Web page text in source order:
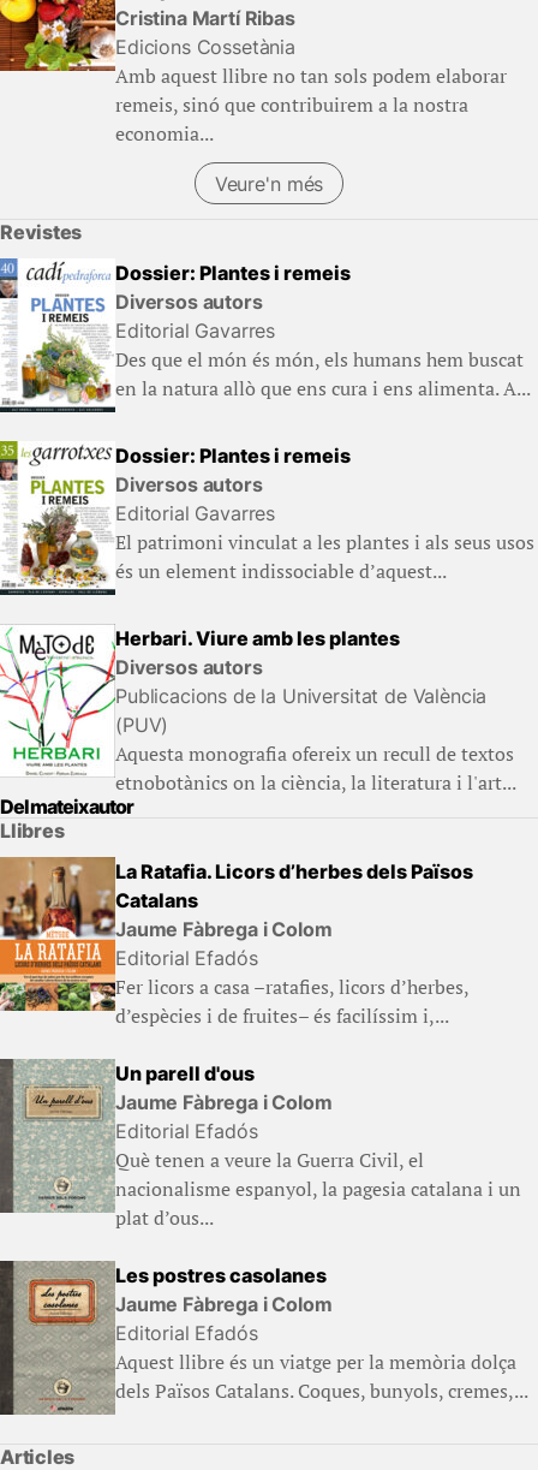
Cristina Martí Ribas
Edicions Cossetània
Amb aquest llibre no tan sols podem elaborar
remeis, sinó que contribuirem a la nostra
economia...
Veure'n més
Revistes
Dossier: Plantes i remeis
Diversos autors
Editorial Gavarres
Des que el món és món, els humans hem buscat
en la natura allò que ens cura i ens alimenta. A...
Dossier: Plantes i remeis
Diversos autors
Editorial Gavarres
El patrimoni vinculat a les plantes i als seus usos
és un element indissociable d’aquest...
Herbari. Viure amb les plantes
Diversos autors
Publicacions de la Universitat de València
(PUV)
Aquesta monografia ofereix un recull de textos
etnobotànics on la ciència, la literatura i l'art...
Del mateix autor
Llibres
La Ratafia. Licors d’herbes dels Països
Catalans
Jaume Fàbrega i Colom
Editorial Efadós
Fer licors a casa –ratafies, licors d’herbes,
d’espècies i de fruites– és facilíssim i,...
Un parell d'ous
Jaume Fàbrega i Colom
Editorial Efadós
Què tenen a veure la Guerra Civil, el
nacionalisme espanyol, la pagesia catalana i un
plat d’ous...
Les postres casolanes
Jaume Fàbrega i Colom
Editorial Efadós
Aquest llibre és un viatge per la memòria dolça
dels Països Catalans. Coques, bunyols, cremes,...
Articles